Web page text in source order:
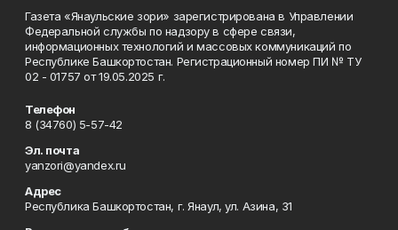
Газета «Янаульские зори» зарегистрирована в Управлении
Федеральной службы по надзору в сфере связи,
информационных технологий и массовых коммуникаций по
Республике Башкортостан. Регистрационный номер ПИ № ТУ
02 - 01757 от 19.05.2025 г.
Телефон
8 (34760) 5-57-42
Эл. почта
yanzori@yandex.ru
Адрес
Республика Башкортостан, г. Янаул, ул. Азина, 31